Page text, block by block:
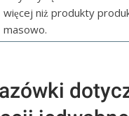
więcej niż produkty
masowo.